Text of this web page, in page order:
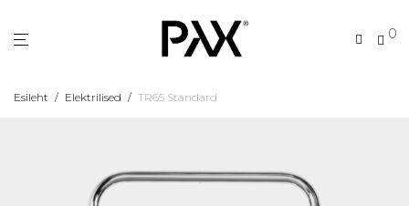
0
Esileht / Elektrilised / TR65 Standard